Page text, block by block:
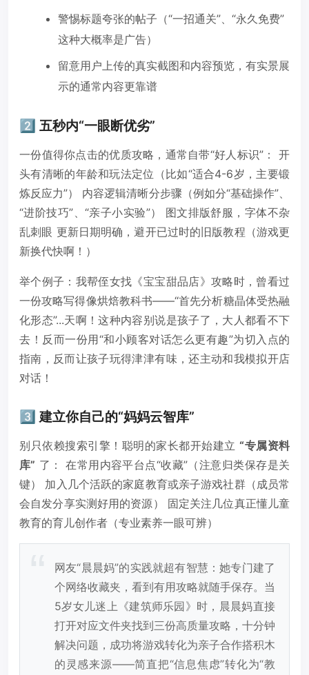
警惕标题夸张的帖子（“一招通关”、“永久免费”
这种大概率是广告）
留意用户上传的真实截图和内容预览，有实景展
示的通常内容更靠谱
2️⃣ 五秒内“一眼断优劣”
一份值得你点击的优质攻略，通常自带“好人标识”： 开
头有清晰的年龄和玩法定位（比如“适合4-6岁，主要锻
炼反应力”） 内容逻辑清晰分步骤（例如分“基础操作”、
“进阶技巧”、“亲子小实验”） 图文排版舒服，字体不杂
乱刺眼 更新日期明确，避开已过时的旧版教程（游戏更
新换代快啊！）
举个例子：我帮侄女找《宝宝甜品店》攻略时，曾看过
一份攻略写得像烘焙教科书——“首先分析糖晶体受热融
化形态”...天啊！这种内容别说是孩子了，大人都看不下
去！反而一份用“和小顾客对话怎么更有趣”为切入点的
指南，反而让孩子玩得津津有味，还主动和我模拟开店
对话！
3️⃣ 建立你自己的“妈妈云智库”
别只依赖搜索引擎！聪明的家长都开始建立 “专属资料
库” 了： 在常用内容平台点“收藏”（注意归类保存是关
键） 加入几个活跃的家庭教育或亲子游戏社群（成员常
会自发分享实测好用的资源） 固定关注几位真正懂儿童
教育的育儿创作者（专业素养一眼可辨）
网友“晨晨妈”的实践就超有智慧：她专门建了
个网络收藏夹，看到有用攻略就随手保存。当
5岁女儿迷上《建筑师乐园》时，晨晨妈直接
打开对应文件夹找到三份高质量攻略，十分钟
解决问题，成功将游戏转化为亲子合作搭积木
的灵感来源——简直把“信息焦虑”转化为“教